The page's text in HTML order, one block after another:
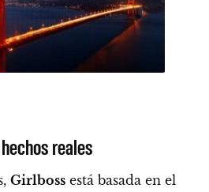
reales
Girlboss está basada en el